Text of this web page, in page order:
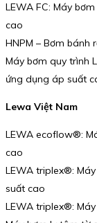
LEWA FC: Máy
cao
HNPM – Bơm bánh
Máy bơm quy trình
ứng dụng áp suất
Lewa Việt Nam
LEWA ecoflow®:
cao
LEWA triplex®:
suất cao
LEWA triplex®: